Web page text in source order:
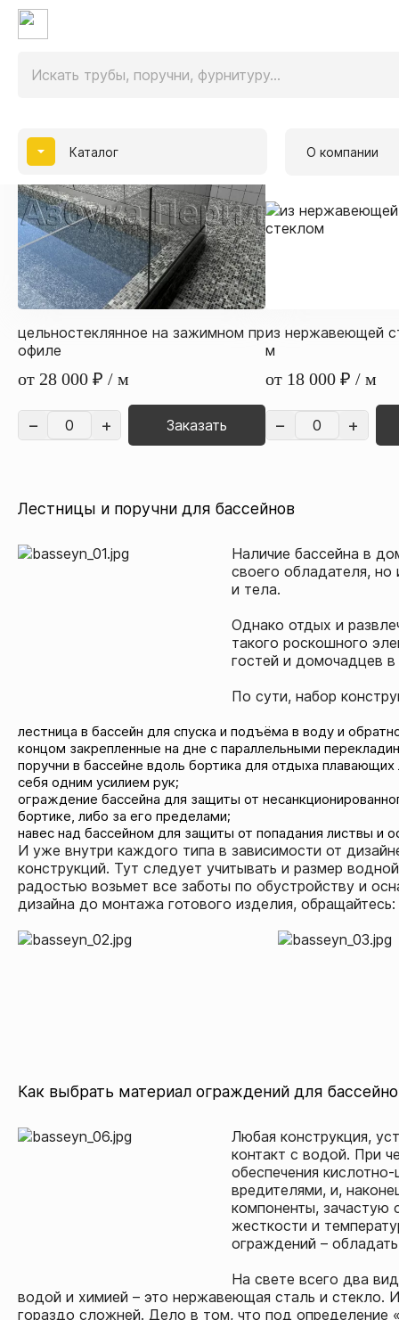
Каталог О компании
цельностеклянное на зажимном пр
офиле
от 28 000 ₽ / м
Заказать
из нержавеющей
м
от 18 000₽ / м
Лестницы и поручни для бассейнов
Наличие бассейна в
своего обладателя,
и тела.
Однако отдых и
такого роскошного
гостей и домочадцев
По сути, набор
лестница в бассейн для спуска и подъёма в воду и
концом закрепленные на дне с параллельными
поручни в бассейне вдоль бортика для отдыха
себя одним усилием рук;
ограждение бассейна для защиты от
бортике, либо за его пределами;
навес над бассейном для защиты от попадания листвы и
И уже внутри каждого типа в зависимости от
конструкций. Тут следует учитывать и размер
радостью возьмет все заботы по обустройству и
дизайна до монтажа готового изделия,
Как выбрать материал ограждений для
Любая конструкция,
контакт с водой. При
обеспечения
вредителями, и,
компоненты, зачастую
жесткости и
ограждений –
На свете всего два
водой и химией – это нержавеющая сталь и стекло.
гораздо сложней. Дело в том, что под определение